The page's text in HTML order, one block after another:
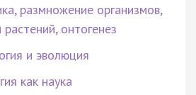
размножение организмов,
онтогенез
и эволюция
как наука